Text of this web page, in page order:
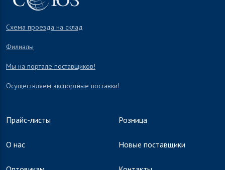
Схема проезда на склад
Филиалы
Мы на портале поставщиков!
Осуществляем экспортные поставки!
Прайс-листы
О нас
Розница
Новые поставщики